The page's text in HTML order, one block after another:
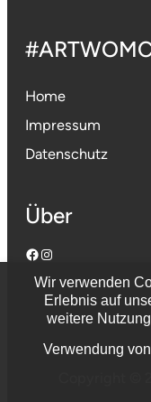
Home
Impressum
Datenschutz
Über
Facebook Instagram
Copyright ©
Wir verwenden
Erlebnis auf
weitere
Verwendung